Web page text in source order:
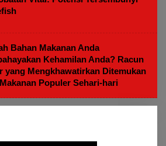
Bahan Makanan Anda
Kehamilan Anda? Racun
yang Mengkhawatirkan Ditemukan
Populer Sehari-hari